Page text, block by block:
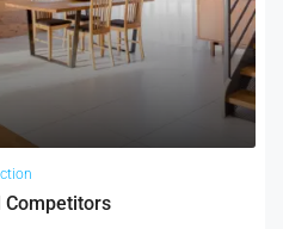
Competitors